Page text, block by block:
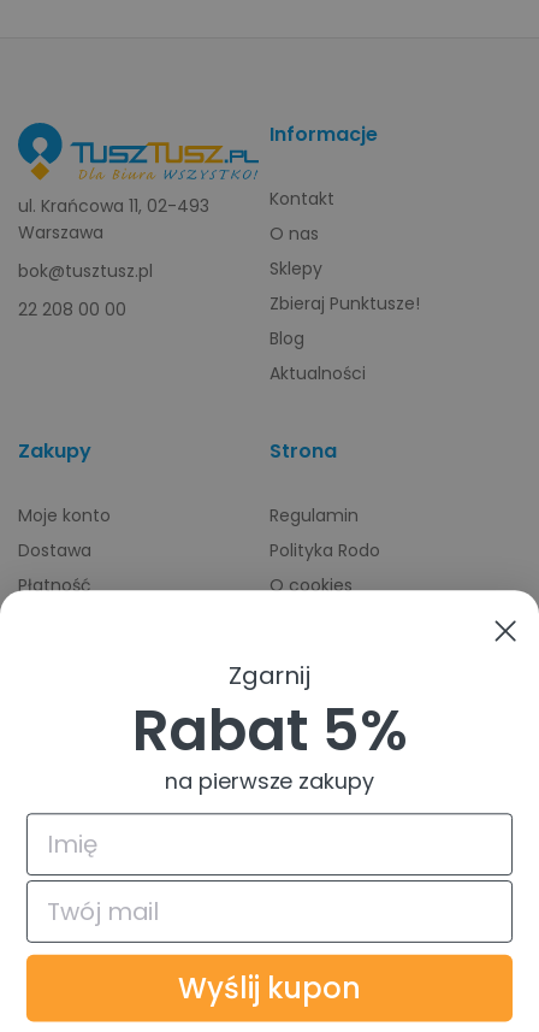
ul. Krańcowa 11, 02-493
Warszawa
bok@tusztusz.pl
22 208 00 00
Informacje
Kontakt
O nas
Sklepy
Zbieraj Punktusze!
Blog
Aktualności
Zakupy
Moje konto
Dostawa
Płatność
Strona
Regulamin
Polityka Rodo
O cookies
4.9
Na podstawie
© 2026 TuszTusz.pl - Warszawa
Bezpieczeństwo danych dzięki
Zgarnij
Rabat 5%
na pierwsze zakupy
Wyślij kupon